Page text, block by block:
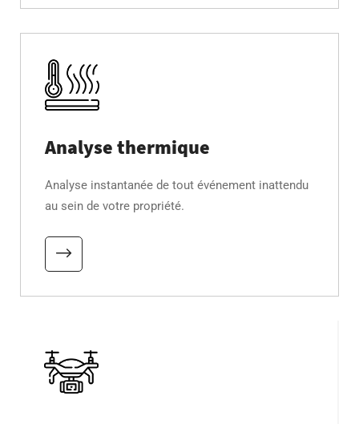
Analyse thermique
Analyse instantanée de tout événement inattendu
au sein de votre propriété.